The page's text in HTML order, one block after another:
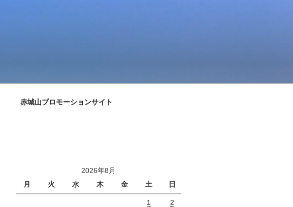
赤城山プロモーションサイト
2026年8月
月
火 水 木 金 土 日
1 2